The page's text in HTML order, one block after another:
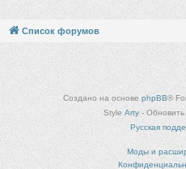
Список форумов
Создано на основе phpBB®
Style Arty -
Русская
Моды и